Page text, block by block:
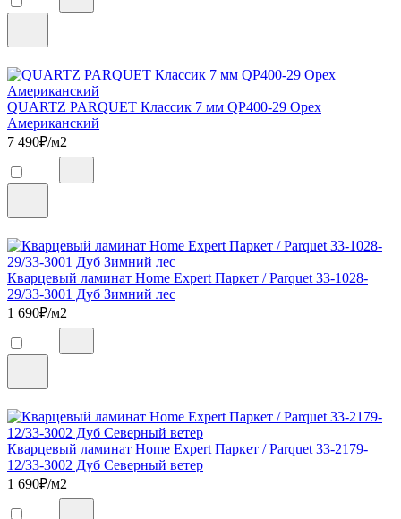
QUARTZ PARQUET Классик 7 мм QP400-29 Орех
Американский
7 490₽/м2
Кварцевый ламинат Home Expert Паркет / Parquet 33-1028-
29/33-3001 Дуб Зимний лес
1 690₽/м2
Кварцевый ламинат Home Expert Паркет / Parquet 33-2179-
12/33-3002 Дуб Северный ветер
1 690₽/м2